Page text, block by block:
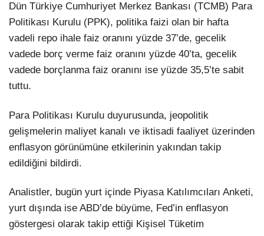
Dün Türkiye Cumhuriyet Merkez Bankası (TCMB) Para
Politikası Kurulu (PPK), politika faizi olan bir hafta
vadeli repo ihale faiz oranını yüzde 37’de, gecelik
vadede borç verme faiz oranını yüzde 40’ta, gecelik
vadede borçlanma faiz oranını ise yüzde 35,5’te sabit
tuttu.
Para Politikası Kurulu duyurusunda, jeopolitik
gelişmelerin maliyet kanalı ve iktisadi faaliyet üzerinden
enflasyon görünümüne etkilerinin yakından takip
edildiğini bildirdi.
Analistler, bugün yurt içinde Piyasa Katılımcıları Anketi,
yurt dışında ise ABD’de büyüme, Fed’in enflasyon
göstergesi olarak takip ettiği Kişisel Tüketim